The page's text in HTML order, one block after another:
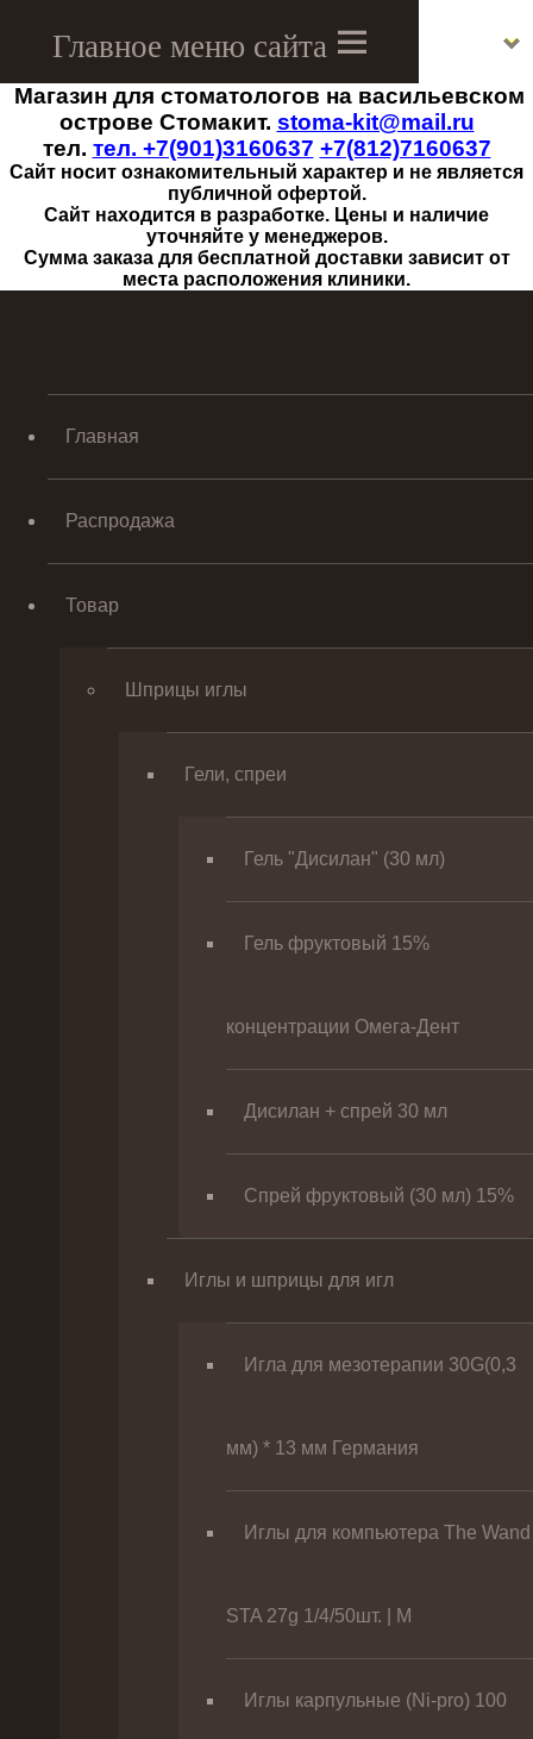
Магазин для стоматологов на васильевском
острове Стомакит. stoma-kit@mail.ru
тел. тел. +7(901)3160637 +7(812)7160637
Сайт носит ознакомительный характер и не является
публичной офертой.
Сайт находится в разработке. Цены и наличие
уточняйте у менеджеров.
Сумма заказа для бесплатной доставки зависит от
места расположения клиники.
Menu
Главная
Распродажа
Товар
Шприцы иглы
Гели, спреи
Гель "Дисилан" (30 мл)
Гель фруктовый 15%
концентрации Омега-Дент
Дисилан + спрей 30 мл
Спрей фруктовый (30 мл) 15%
Иглы и шприцы для игл
Игла для мезотерапии 30G(0,3
мм) * 13 мм Германия
Иглы для компьютера The Wand
STA 27g 1/4/50шт. | M
Иглы карпульные (Ni-pro) 100